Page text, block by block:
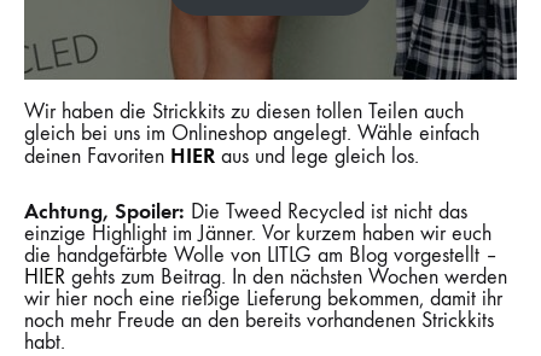
Wir haben die Strickkits zu diesen tollen Teilen auch
gleich bei uns im Onlineshop angelegt. Wähle einfach
deinen Favoriten HIER aus und lege gleich los.
Achtung, Spoiler: Die Tweed Recycled ist nicht das
einzige Highlight im Jänner. Vor kurzem haben wir euch
die handgefärbte Wolle von LITLG am Blog vorgestellt –
HIER gehts zum Beitrag. In den nächsten Wochen werden
wir hier noch eine rießige Lieferung bekommen, damit ihr
noch mehr Freude an den bereits vorhandenen Strickkits
habt.